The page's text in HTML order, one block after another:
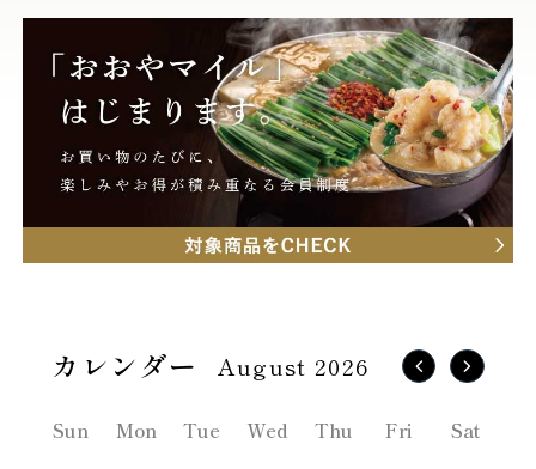
August 2026
Sun Mon Tue Wed Thu Fri Sat